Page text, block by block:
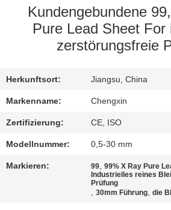
SIE
MIT
UNS
IN
VERBINDUNG
NACHRICHTEN
Kundengebundene
Pure Lead Sheet For
zerstörungsfreie
Herkunftsort: Jiangsu, China
Markenname: Chengxin
Zertifizierung: CE, ISO
Modellnummer: 0,5-30 mm
Markieren: 99,99% X Ray Pure
Industrielles reines
Prüfung
,30mm Führung,die